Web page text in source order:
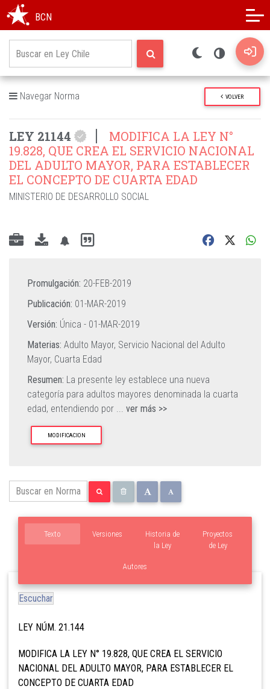
BCN
Navegar Norma VOLVER
LEY 21144
MODIFICA LA LEY N°
19.828, QUE CREA EL SERVICIO NACIONAL
DEL ADULTO MAYOR, PARA ESTABLECER
EL CONCEPTO DE CUARTA EDAD
MINISTERIO DE DESARROLLO SOCIAL
Promulgación: 20-FEB-2019
Publicación: 01-MAR-2019
Versión: Única - 01-MAR-2019
Materias: Adulto Mayor, Servicio Nacional del Adulto
Mayor, Cuarta Edad
Resumen: La presente ley establece una nueva
categoría para adultos mayores denominada la cuarta
edad, entendiendo por ... ver más >>
MODIFICACION
Texto Versiones
Proyectos
de Ley
Autores
Historia de
la Ley
Escuchar
LEY NÚM. 21.144
MODIFICA LA LEY N° 19.828, QUE CREA EL SERVICIO
NACIONAL DEL ADULTO MAYOR, PARA ESTABLECER EL
CONCEPTO DE CUARTA EDAD